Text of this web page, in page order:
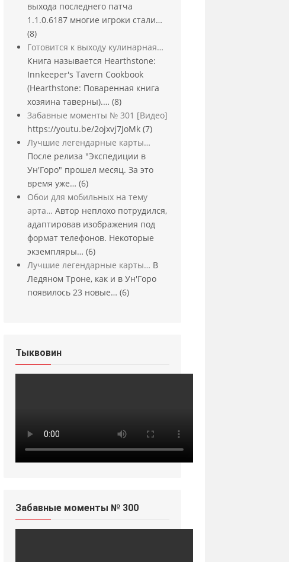
выхода последнего патча
1.1.0.6187 многие игроки стали…
(8)
Готовится к выходу кулинарная…
Книга называется Hearthstone:
Innkeeper's Tavern Cookbook
(Hearthstone: Поваренная книга
хозяина таверны).… (8)
Забавные моменты № 301 [Видео]
https://youtu.be/2ojxvj7JoMk (7)
Лучшие легендарные карты…
После релиза "Экспедиции в
Ун'Горо" прошел месяц. За это
время уже… (6)
Обои для мобильных на тему
арта… Автор неплохо потрудился,
адаптировав изображения под
формат телефонов. Некоторые
экземпляры… (6)
Лучшие легендарные карты… В
Ледяном Троне, как и в Ун'Горо
появилось 23 новые… (6)
Тыквовин
Забавные моменты № 300